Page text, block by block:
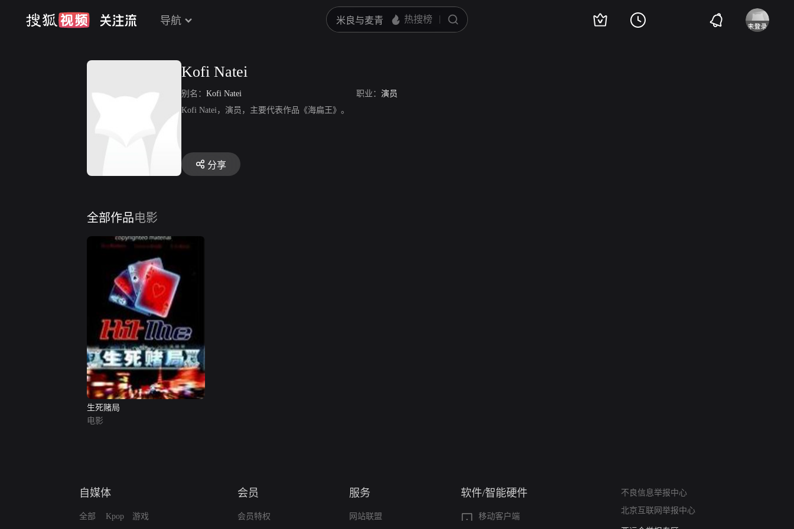
导航
Kofi Natei
别名： Kofi Natei 职业： 演员
Kofi Natei，演员，主要代表作品《海扁王》。
分享
全部作品电影
生死赌局
电影
自媒体
全部 Kpop 游戏
会员
会员特权
服务
网站联盟
软件/智能硬件
移动客户端
不良信息举报中心
北京互联网举报中心
算法推荐专项举报